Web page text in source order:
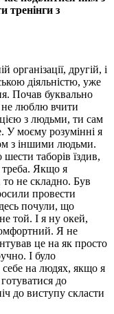
тренінги з
другій, і
діяльністю, уже
Почав буквально
не люблю вчити
з людьми, ти сам
У моєму розумінні я
з іншими людьми.
таборів їздив,
треба. Якщо я
не складно. Був
провести
почули, що
той. І я ну окей,
Я не
це на як просто
І було
на людях, якщо я
до
до виступу скласти